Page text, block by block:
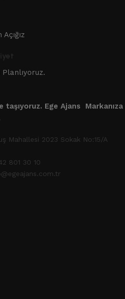
taşıyoruz. Ege Ajans Markanıza
Mahallesi 2023 Sokak No:15/A
801 30 10